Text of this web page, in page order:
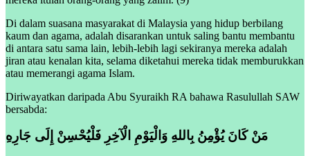
Di dalam suasana masyarakat di Malaysia yang hidup berbilang
kaum dan agama, adalah disarankan untuk saling bantu membantu
di antara satu sama lain, lebih-lebih lagi sekiranya mereka adalah
jiran atau kenalan kita, selama diketahui mereka tidak memburukkan
atau memerangi agama Islam.
Diriwayatkan daripada Abu Syuraikh RA bahawa Rasulullah SAW
bersabda:
مَنْ كَانَ يُؤْمِنُ بِاللهِ وَالْيَوْمِ الْآخِرِ فَلْيُحْسِنْ إِلَى جَارِهِ